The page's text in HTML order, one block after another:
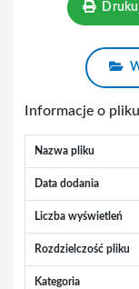
Informacje o pliku
Nazwa pliku
Data dodania
Liczba wyświetleń
Rozdzielczość pliku
Kategoria